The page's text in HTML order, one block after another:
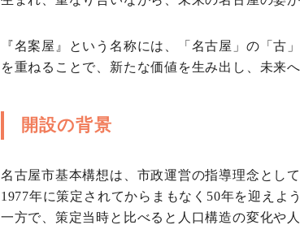
『名案屋』という名称には、「名古屋」の「古
を重ねることで、新たな価値を生み出し、未来
開設の背景
名古屋市基本構想は、市政運営の指導理念とし
1977年に策定されてからまもなく50年を迎えよ
一方で、策定当時と比べると人口構造の変化や